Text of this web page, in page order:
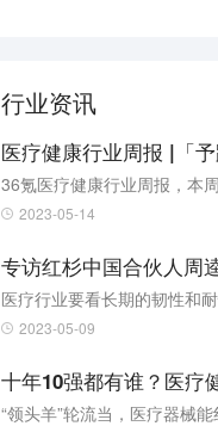
行业资讯
医疗健康行业周报 |「
36氪医疗健康行业周报，本
2023-05-14
专访红杉中国合伙人周
医疗行业要看长期的韧性和
2023-05-09
十年10强都有谁？医疗
“领头羊”轮流当，医疗器械